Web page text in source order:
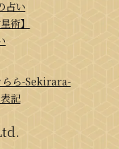
占い
術】
らら-Sekirara-
記